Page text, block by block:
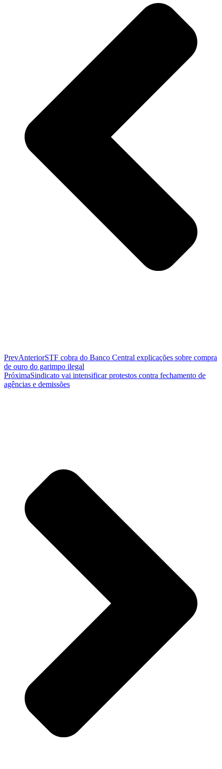
PrevAnteriorSTF cobra do Banco Central explicações sobre compra
de ouro do garimpo ilegal
PróximaSindicato vai intensificar protestos contra fechamento de
agências e demissões